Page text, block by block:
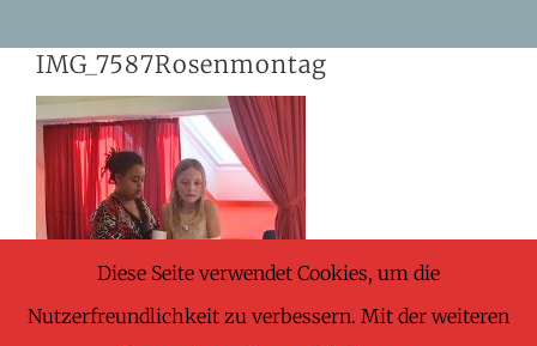
content
IMG_7587Rosenmontag
Diese Seite verwendet Cookies, um die
Nutzerfreundlichkeit zu verbessern. Mit der weiteren